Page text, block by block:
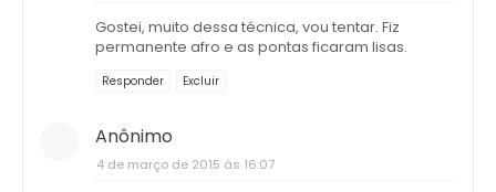
Gostei, muito dessa técnica, vou tentar. Fiz
permanente afro e as pontas ficaram lisas.
Responder Excluir
Anônimo
4 de março de 2015 às 16:07